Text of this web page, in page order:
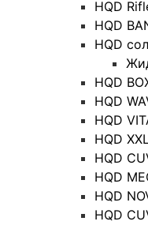
HQD
HQD
HQD
HQD
HQD
HQD
HQD
HQD
HQD
HQD
HQD